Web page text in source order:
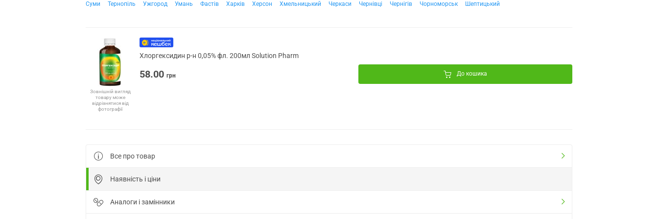
Суми
Тернопіль Ужгород Умань Фастів Харків Херсон Хмельницький Черкаси Чернівці Чернігів Чорноморськ Шептицький
Зовнішній вигляд
товару може
відрізнятися від
фотографії
Хлоргексидин р-н 0,05% фл. 200мл Solution Pharm
58.00 грн До кошика
Все про товар
Наявність і ціни
Аналоги і замінники